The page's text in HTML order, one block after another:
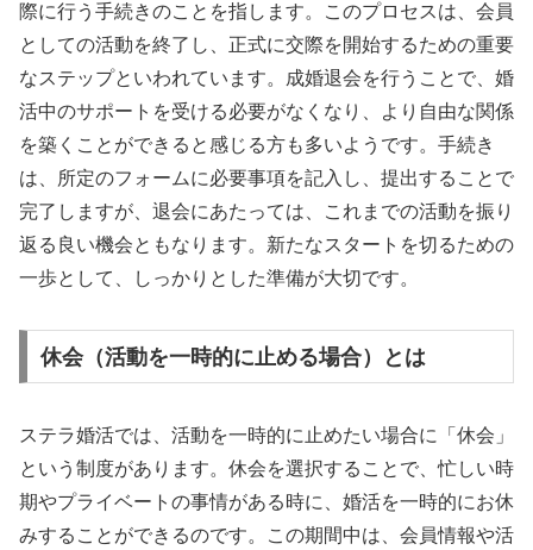
際に行う手続きのことを指します。このプロセスは、会員
としての活動を終了し、正式に交際を開始するための重要
なステップといわれています。成婚退会を行うことで、婚
活中のサポートを受ける必要がなくなり、より自由な関係
を築くことができると感じる方も多いようです。手続き
は、所定のフォームに必要事項を記入し、提出することで
完了しますが、退会にあたっては、これまでの活動を振り
返る良い機会ともなります。新たなスタートを切るための
一歩として、しっかりとした準備が大切です。
休会（活動を一時的に止める場合）とは
ステラ婚活では、活動を一時的に止めたい場合に「休会」
という制度があります。休会を選択することで、忙しい時
期やプライベートの事情がある時に、婚活を一時的にお休
みすることができるのです。この期間中は、会員情報や活